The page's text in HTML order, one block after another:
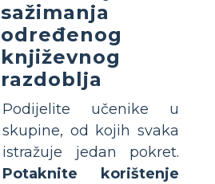
sažimanja
određenog
književnog
razdoblja
Podijelite učenike u
skupine, od kojih svaka
istražuje jedan pokret.
Potaknite korištenje